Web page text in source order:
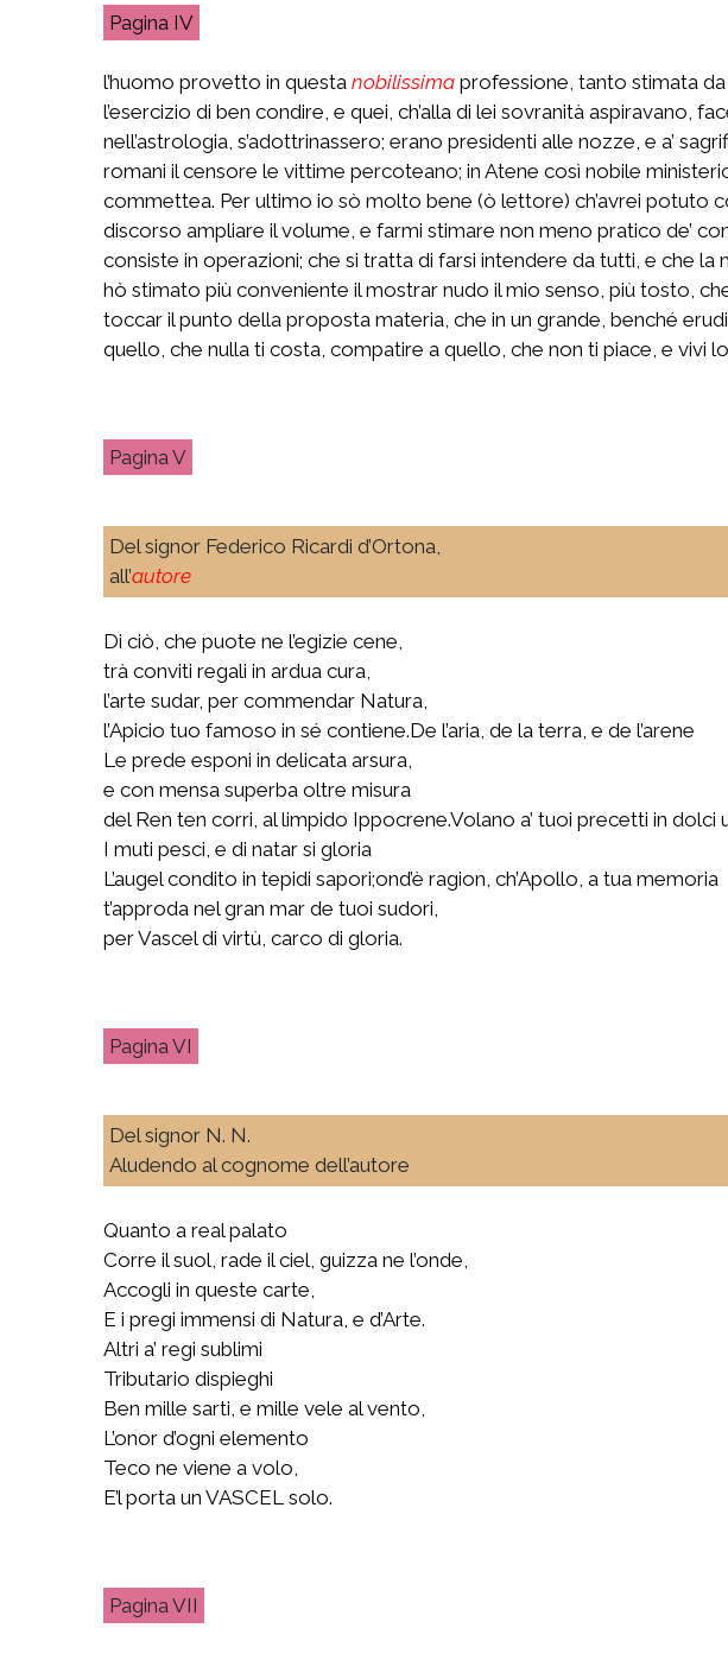
IV
l’huomo provetto in questa nobilissima professione, tanto stimata
l’esercizio di ben condire, e quei, ch’alla di lei sovranità aspiravano,
nell’astrologia, s’adottrinassero; erano presidenti alle nozze, e a’
romani il censore le vittime percoteano; in Atene così nobile
commettea. Per ultimo io sò molto bene (ò lettore) ch’avrei potuto
discorso ampliare il volume, e farmi stimare non meno pratico de’
consiste in operazioni; che si tratta di farsi intendere da tutti, e che
hò stimato più conveniente il mostrar nudo il mio senso, più tosto,
toccar il punto della proposta materia, che in un grande, benché
quello, che nulla ti costa, compatire a quello, che non ti piace, e vivi
V
Del signor Federico Ricardi d’Ortona,
all’autore
Di ciò, che puote ne l’egizie cene,
trà conviti regali in ardua cura,
l’arte sudar, per commendar Natura,
l’Apicio tuo famoso in sé contiene.De l’aria, de la terra, e de l’arene
Le prede esponi in delicata arsura,
e con mensa superba oltre misura
del Ren ten corri, al limpido Ippocrene.Volano a’ tuoi precetti in dolci
I muti pesci, e di natar si gloria
L’augel condito in tepidi sapori;ond’è ragion, ch’Apollo, a tua memoria
t’approda nel gran mar de tuoi sudori,
per Vascel di virtù, carco di gloria.
VI
Del signor N. N.
Aludendo al cognome dell’autore
Quanto a real palato
Corre il suol, rade il ciel, guizza ne l’onde,
Accogli in queste carte,
E i pregi immensi di Natura, e d’Arte.
Altri a’ regi sublimi
Tributario dispieghi
Ben mille sarti, e mille vele al vento,
L’onor d’ogni elemento
Teco ne viene a volo,
E’l porta un VASCEL solo.
VII